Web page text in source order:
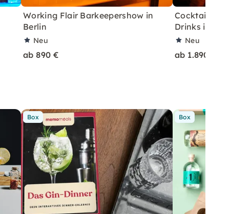
Working Flair Barkeepershow in
Berlin
Neu
ab 890 €
Drinks in
Neu
ab 1.890 €
Box Box